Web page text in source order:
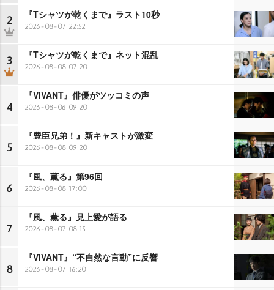
2 『Tシャツが乾くまで』ラスト10秒
2026-08-07 22:52
3 『Tシャツが乾くまで』ネット混乱
2026-08-08 07:20
4
『VIVANT』俳優がツッコミの声
2026-08-06 09:20
5
『豊臣兄弟！』新キャストが激変
2026-08-08 09:20
6
『風、薫る』第96回
2026-08-08 17:00
7
『風、薫る』見上愛が語る
2026-08-07 08:15
8
『VIVANT』“不自然な言動”に反響
2026-08-07 16:20